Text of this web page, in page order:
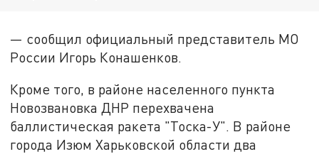
— сообщил официальный представитель МО
России Игорь Конашенков.
Кроме того, в районе населенного пункта
Новозвановка ДНР перехвачена
баллистическая ракета "Тоска-У". В районе
города Изюм Харьковской области два